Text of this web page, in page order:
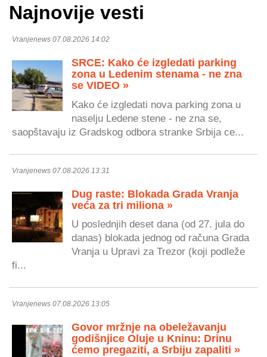
Najnovije vesti
Vranjenews 07.08.2026 14:02
SRCE: Kako će izgledati parking
zona u Ledenim stenama - ne zna
se VIDEO »
Kako će izgledati nova parking zona u
naselju Ledene stene - ne zna se,
saopštavaju iz Gradskog odbora stranke Srbija ce...
Vranjenews 07.08.2026 13:31
Dug raste: Blokada Grada Vranja
veća za tri miliona »
U poslednjih deset dana (od 27. jula do
danas) blokada jednog od računa Grada
Vranja u Upravi za Trezor (koji podleže
fi...
Vranjenews 07.08.2026 13:05
Govor mržnje na obeležavanju
godišnjice Oluje u Kninu: Drinu
ćemo pregaziti, a Srbiju zapaliti »